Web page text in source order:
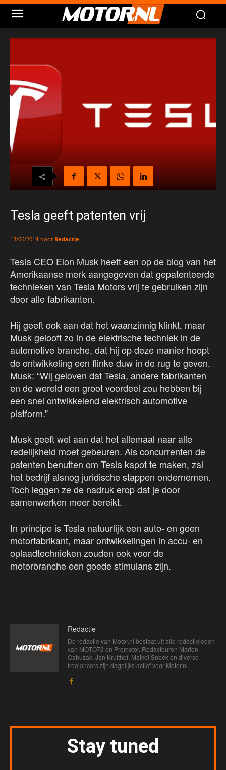
Tesla geeft patenten vrij
13/06/2014 door Redactie
Tesla CEO Elon Musk heeft een op de blog van het
Amerikaanse merk aangegeven dat gepatenteerde
technieken van Tesla Motors vrij te gebruiken zijn
door alle fabrikanten.
Hij geeft ook aan dat het waanzinnig klinkt, maar
Musk gelooft zo in de elektrische techniek in de
automotive branche, dat hij op deze manier hoopt
de ontwikkeling een flinke duw in de rug te geven.
Musk: “Wij geloven dat Tesla, andere fabrikanten
en de wereld een groot voordeel zou hebben bij
een snel ontwikkelend elektrisch automotive
platform.”
Musk geeft wel aan dat het allemaal naar alle
redelijkheid moet gebeuren. Als concurrenten de
patenten benutten om Tesla kapot te maken, zal
het bedrijf alsnog juridische stappen ondernemen.
Toch leggen ze de nadruk erop dat je door
samenwerken meer bereikt.
In principe is Tesla natuurlijk een auto- en geen
motorfabrikant, maar ontwikkelingen in accu- en
oplaadtechnieken zouden ook voor de
motorbranche een goede stimulans zijn.
Redactie
De redactie van Motor.nl bestaat uit alle redactieleden
van MOTO73 en Promotor. Redacteuren Marien
Cahuzak, Jan Kruithof, Maikel Sneek en diverse
freelancers zijn dagelijks actief voor Motor.nl.
Stay tuned